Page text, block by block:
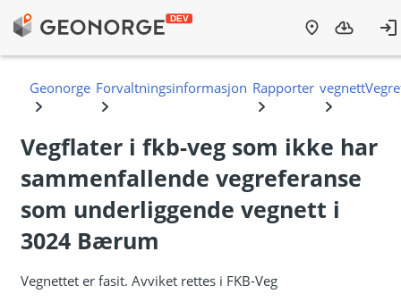
Vegflater i fkb-veg som ikke har
sammenfallende vegreferanse
som underliggende vegnett i
3024 Bærum
Vegnettet er fasit. Avviket rettes i FKB-Veg